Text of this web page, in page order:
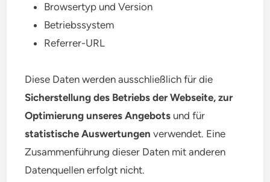
Browsertyp und Version
Betriebssystem
Referrer-URL
Diese Daten werden ausschließlich für die
Sicherstellung des Betriebs der Webseite, zur
Optimierung unseres Angebots und für
statistische Auswertungen verwendet. Eine
Zusammenführung dieser Daten mit anderen
Datenquellen erfolgt nicht.